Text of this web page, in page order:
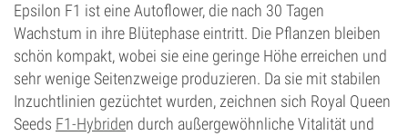
Epsilon F1 ist eine Autoflower, die nach 30 Tagen
Wachstum in ihre Blütephase eintritt. Die Pflanzen bleiben
schön kompakt, wobei sie eine geringe Höhe erreichen und
sehr wenige Seitenzweige produzieren. Da sie mit stabilen
Inzuchtlinien gezüchtet wurden, zeichnen sich Royal Queen
Seeds F1-Hybriden durch außergewöhnliche Vitalität und